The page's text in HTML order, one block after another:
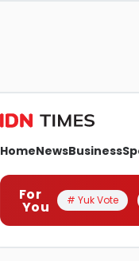
HomeNewsBusiness
For
You # Yuk Vote